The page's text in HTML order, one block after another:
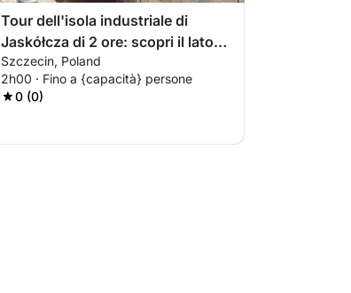
Tour dell'isola industriale di
Jaskółcza di 2 ore: scopri il lato
dimenticato di Stettino
Szczecin, Poland
2h00 · Fino a {capacità} persone
0 (0)